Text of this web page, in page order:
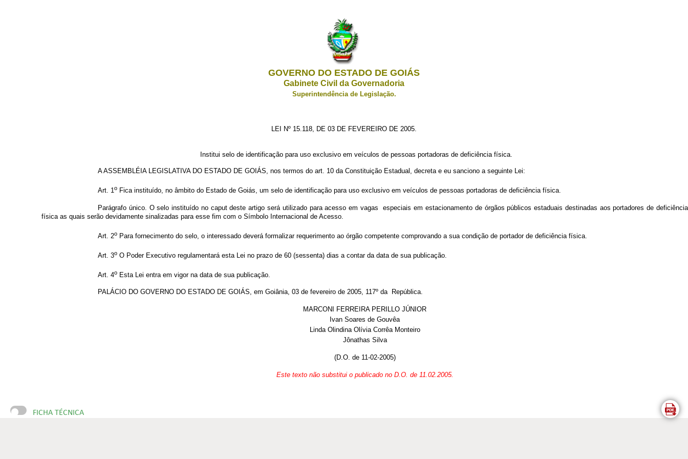
GOVERNO DO ESTADO DE GOIÁS
Gabinete Civil da Governadoria
Superintendência de Legislação.
LEI Nº 15.118, DE 03 DE FEVEREIRO DE 2005.
Institui selo de identificação para uso exclusivo em veículos de pessoas portadoras de deficiência física.
A ASSEMBLÉIA LEGISLATIVA DO ESTADO DE GOIÁS, nos termos do art. 10 da Constituição Estadual, decreta e eu sanciono a seguinte Lei:
Art. 1o Fica instituído, no âmbito do Estado de Goiás, um selo de identificação para uso exclusivo em veículos de pessoas portadoras de deficiência física.
Parágrafo único. O selo instituído no caput deste artigo será utilizado para acesso em vagas especiais em estacionamento de órgãos públicos estaduais destinadas aos portadores de deficiência
física as quais serão devidamente sinalizadas para esse fim com o Símbolo Internacional de Acesso.
Art. 2o Para fornecimento do selo, o interessado deverá formalizar requerimento ao órgão competente comprovando a sua condição de portador de deficiência física.
Art. 3o O Poder Executivo regulamentará esta Lei no prazo de 60 (sessenta) dias a contar da data de sua publicação.
Art. 4o Esta Lei entra em vigor na data de sua publicação.
PALÁCIO DO GOVERNO DO ESTADO DE GOIÁS, em Goiânia, 03 de fevereiro de 2005, 117º da República.
MARCONI FERREIRA PERILLO JÚNIOR
Ivan Soares de Gouvêa
Linda Olindina Olívia Corrêa Monteiro
Jônathas Silva
(D.O. de 11-02-2005)
Este texto não substitui o publicado no D.O. de 11.02.2005.
FICHA TÉCNICA